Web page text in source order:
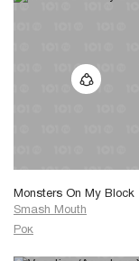
Monsters On My Block
Smash Mouth
Рок